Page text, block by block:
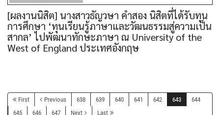
[ผลงานนิสิต] นางสาวธัญวษา คำสอง นิสิตที่ได้รับทุน
การศึกษา ‘ทุนเรียนรู้ภาษาและวัฒนธรรมสู่ความเป็น
สากล’ ไปพัฒนาทักษะภาษา ณ University of the
West of England ประเทศอังกฤษ
First Previous 638 639 640 641 642 643
644
645
646 647 Next Last